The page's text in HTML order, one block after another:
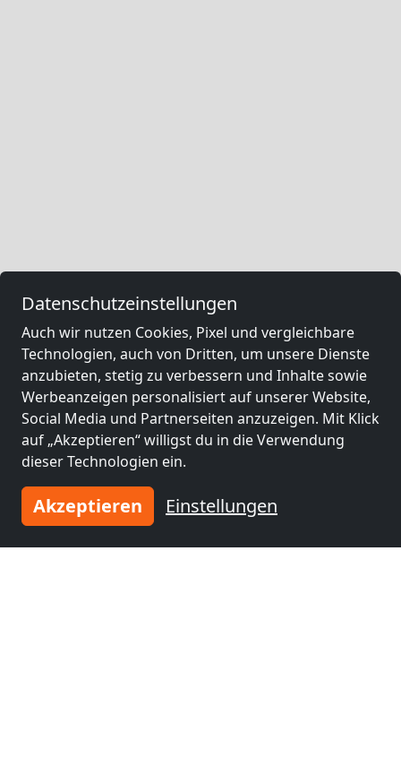
Datenschutzeinstellungen
Auch wir nutzen Cookies, Pixel und vergleichbare
Technologien, auch von Dritten, um unsere Dienste
anzubieten, stetig zu verbessern und Inhalte sowie
Werbeanzeigen personalisiert auf unserer Website,
Social Media und Partnerseiten anzuzeigen. Mit Klick
auf „Akzeptieren“ willigst du in die Verwendung
dieser Technologien ein.
Akzeptieren Einstellungen